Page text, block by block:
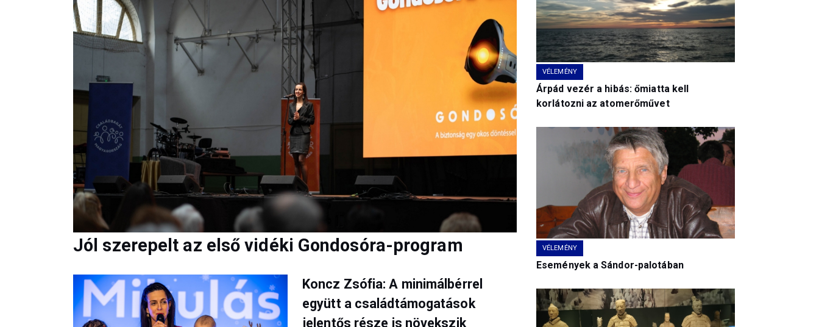
Jól szerepelt az első vidéki Gondosóra-program
Koncz Zsófia: A minimálbérrel
együtt a családtámogatások
jelentős része is növekszik
VÉLEMÉNY
Árpád vezér a hibás: őmiatta kell
korlátozni az atomerőművet
VÉLEMÉNY
Események a Sándor-palotában